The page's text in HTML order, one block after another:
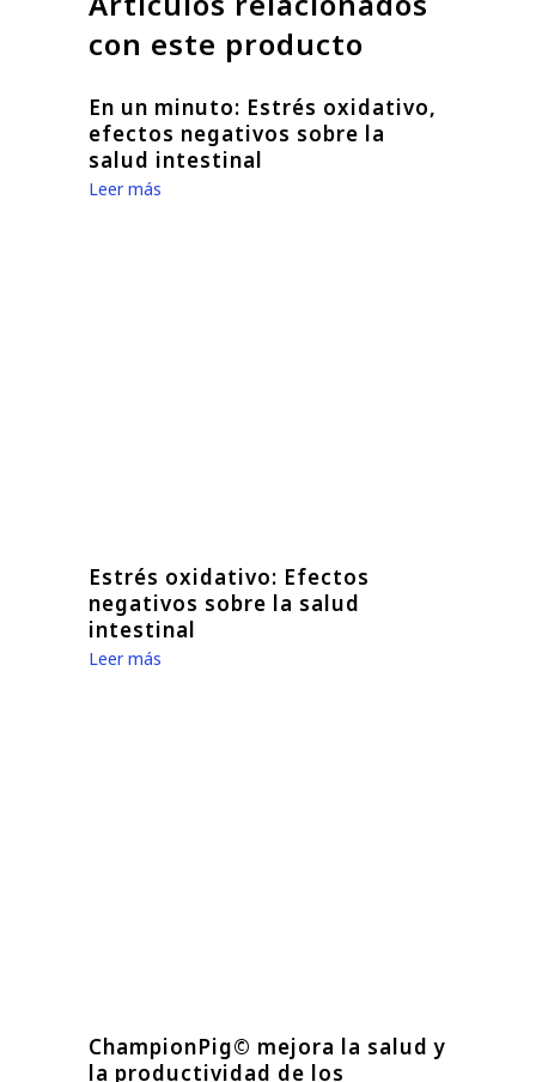
con este producto
En un minuto: Estrés oxidativo,
efectos negativos sobre la
salud intestinal
Leer más
Estrés oxidativo: Efectos
negativos sobre la salud
intestinal
Leer más
ChampionPig© mejora la salud y
la productividad de los